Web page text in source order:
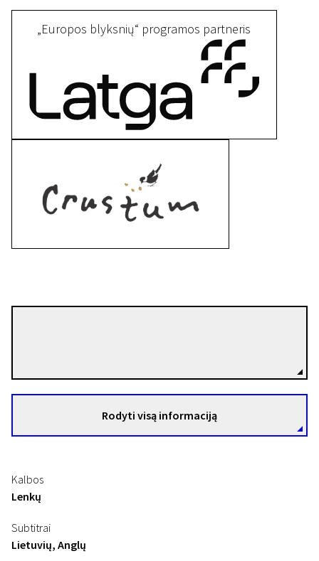
25 min. | Drama, Brendimo istorija | N-13
„Europos blyksnių“ programos partneris
Rodyti visą informaciją
Kalbos
Lenkų
Subtitrai
Lietuvių, Anglų